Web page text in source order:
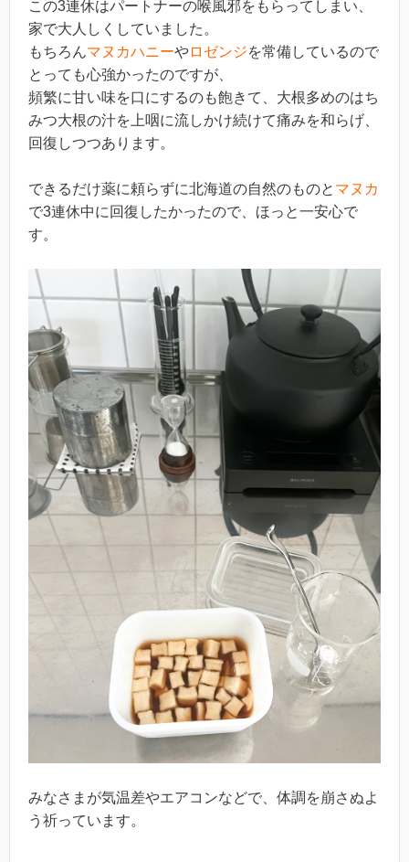
この3連休はパートナーの喉風邪をもらってしまい、
家で大人しくしていました。
もちろんマヌカハニーやロゼンジを常備しているので
とっても心強かったのですが、
頻繁に甘い味を口にするのも飽きて、大根多めのはち
みつ大根の汁を上咽に流しかけ続けて痛みを和らげ、
回復しつつあります。
できるだけ薬に頼らずに北海道の自然のものと マヌカ
で3連休中に回復したかったので、ほっと一安心で
す。
みなさまが気温差やエアコンなどで、体調を崩さぬよ
う祈っています。